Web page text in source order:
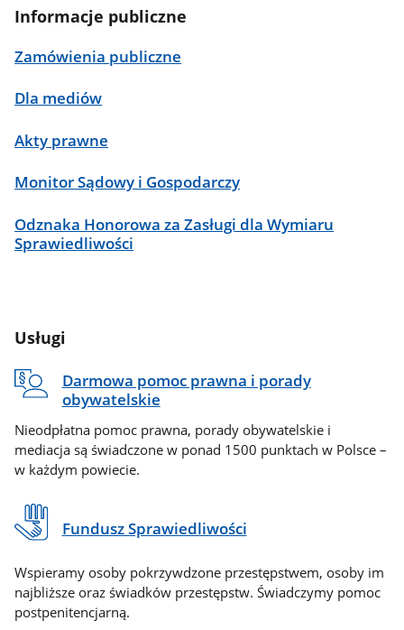
Informacje publiczne
Zamówienia publiczne
Dla mediów
Akty prawne
Monitor Sądowy i Gospodarczy
Odznaka Honorowa za Zasługi dla Wymiaru
Sprawiedliwości
Usługi
Darmowa pomoc prawna i porady
obywatelskie
Nieodpłatna pomoc prawna, porady obywatelskie i
mediacja są świadczone w ponad 1500 punktach w Polsce –
w każdym powiecie.
Fundusz Sprawiedliwości
Wspieramy osoby pokrzywdzone przestępstwem, osoby im
najbliższe oraz świadków przestępstw. Świadczymy pomoc
postpenitencjarną.